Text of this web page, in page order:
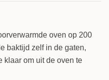
oven op 200
baktijd zelf in de gaten,
klaar om uit de oven te